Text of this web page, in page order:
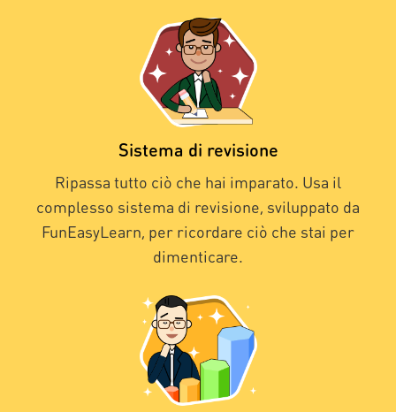
Sistema di revisione
Ripassa tutto ciò che hai imparato. Usa il
complesso sistema di revisione, sviluppato da
FunEasyLearn, per ricordare ciò che stai per
dimenticare.